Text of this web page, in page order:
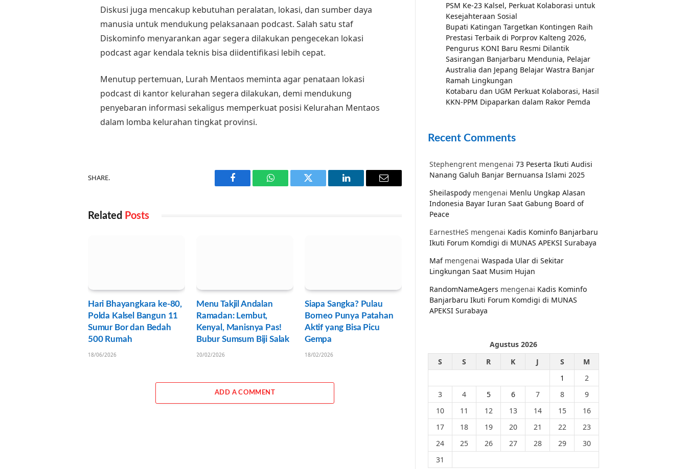
Diskusi juga mencakup kebutuhan peralatan, lokasi, dan sumber daya
manusia untuk mendukung pelaksanaan podcast. Salah satu staf
Diskominfo menyarankan agar segera dilakukan pengecekan lokasi
podcast agar kendala teknis bisa diidentifikasi lebih cepat.
Menutup pertemuan, Lurah Mentaos meminta agar penataan lokasi
podcast di kantor kelurahan segera dilakukan, demi mendukung
penyebaran informasi sekaligus memperkuat posisi Kelurahan Mentaos
dalam lomba kelurahan tingkat provinsi.
SHARE.
Facebook WhatsAppTwitter LinkedIn Email
Related Posts
Hari Bhayangkara ke-80,
Polda Kalsel Bangun 11
Sumur Bor dan Bedah
500 Rumah
18/06/2026
Menu Takjil Andalan
Ramadan: Lembut,
Kenyal, Manisnya Pas!
Bubur Sumsum Biji Salak
20/02/2026
Siapa Sangka? Pulau
Borneo Punya Patahan
Aktif yang Bisa Picu
Gempa
18/02/2026
ADD A COMMENT
PSM Ke-23 Kalsel, Perkuat Kolaborasi untuk
Kesejahteraan Sosial
Bupati Katingan Targetkan Kontingen Raih
Prestasi Terbaik di Porprov Kalteng 2026,
Pengurus KONI Baru Resmi Dilantik
Sasirangan Banjarbaru Mendunia, Pelajar
Australia dan Jepang Belajar Wastra Banjar
Ramah Lingkungan
Kotabaru dan UGM Perkuat Kolaborasi, Hasil
KKN-PPM Dipaparkan dalam Rakor Pemda
Recent Comments
Stephengrent mengenai 73 Peserta Ikuti Audisi
Nanang Galuh Banjar Bernuansa Islami 2025
Sheilaspody mengenai Menlu Ungkap Alasan
Indonesia Bayar Iuran Saat Gabung Board of
Peace
EarnestHeS mengenai Kadis Kominfo Banjarbaru
Ikuti Forum Komdigi di MUNAS APEKSI Surabaya
Mafmengenai Waspada Ular di Sekitar
Lingkungan Saat Musim Hujan
RandomNameAgers mengenai Kadis Kominfo
Banjarbaru Ikuti Forum Komdigi di MUNAS
APEKSI Surabaya
Agustus 2026
S
S R K J S
M
1
2
3
4 5 6 7 8
9
10
11 12 13 14 15
16
17
18 19 20 21 22
23
24
25 26 27 28 29
30
31